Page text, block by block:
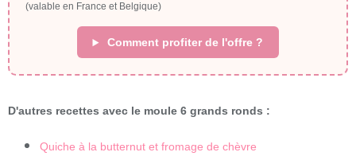
(valable en France et Belgique)
Comment profiter de l'offre ?
D'autres recettes avec le moule 6 grands ronds :
Quiche à la butternut et fromage de chèvre